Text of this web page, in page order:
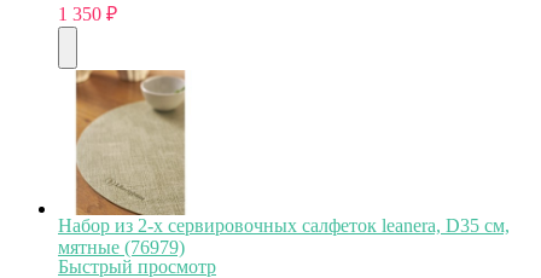
1 350 ₽
Набор из 2-х сервировочных салфеток leanera, D35 см,
мятные (76979)
Быстрый просмотр